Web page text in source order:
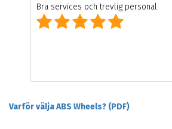
Bra services och trevlig personal.
Varför välja ABS Wheels? (PDF)